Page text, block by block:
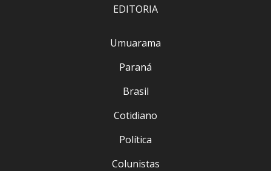
EDITORIA
Umuarama
Paraná
Brasil
Cotidiano
Política
Colunistas